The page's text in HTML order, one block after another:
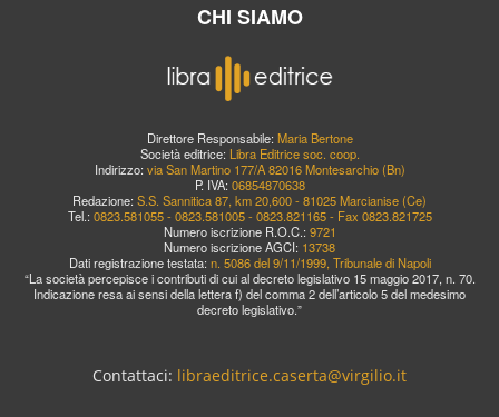
CHI SIAMO
Direttore Responsabile: Maria Bertone
Società editrice: Libra Editrice soc. coop.
Indirizzo: via San Martino 177/A 82016 Montesarchio (Bn)
P. IVA: 06854870638
Redazione: S.S. Sannitica 87, km 20,600 - 81025 Marcianise (Ce)
Tel.: 0823.581055 - 0823.581005 - 0823.821165 - Fax 0823.821725
Numero iscrizione R.O.C.: 9721
Numero iscrizione AGCI: 13738
Dati registrazione testata: n. 5086 del 9/11/1999, Tribunale di Napoli
“La società percepisce i contributi di cui al decreto legislativo 15 maggio 2017, n. 70.
Indicazione resa ai sensi della lettera f) del comma 2 dell’articolo 5 del medesimo
decreto legislativo.”
Contattaci: libraeditrice.caserta@virgilio.it